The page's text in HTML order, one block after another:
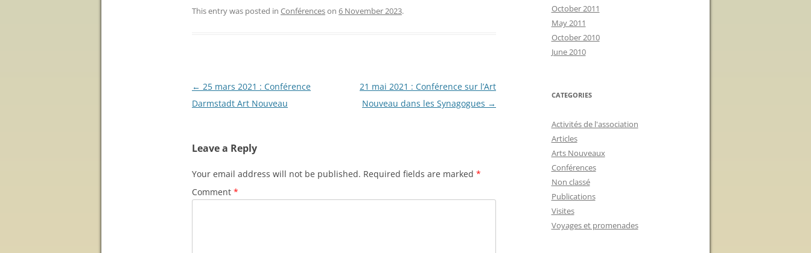
This entry was posted in Conférenceson 6 November 2023.
Post
navigation
← 25 mars 2021 : Conférence
Darmstadt Art Nouveau
21 mai 2021 : Conférence sur l’Art
Nouveau dans les Synagogues →
Leave a Reply
Your email address will not be published. Required fields are marked *
Comment *
October 2011
May 2011
October 2010
June 2010
CATEGORIES
Activités de l'association
Articles
Arts Nouveaux
Conférences
Non classé
Publications
Visites
Voyages et promenades